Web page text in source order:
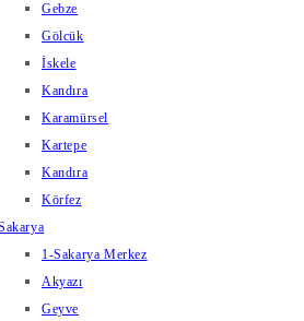
Gebze
Gölcük
İskele
Kandıra
Karamürsel
Kartepe
Kandıra
Körfez
1-Sakarya Merkez
Akyazı
Geyve